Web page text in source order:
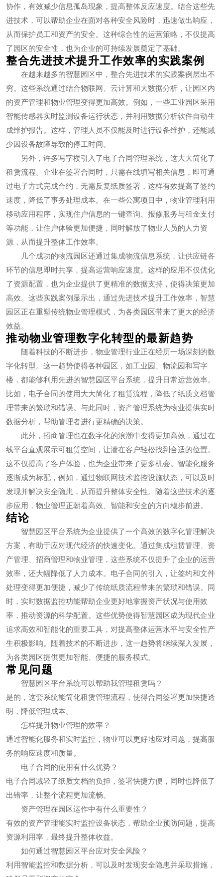
协作，有效减少信息孤岛现象，提高整体反应速度。结合这些先
进技术，可以帮助企业在面对各种安全风险时，迅速做出响应，
从而保护员工和资产的安全。这种综合性的运营策略，不仅提高
了园区的安全性，也为企业的可持续发展奠定了基础。
整合先进技术提升工作效率的实践案例
在越来越多的智慧园区中，整合先进技术的实践案例层出不
穷。这些系统通过结合物联网、云计算和大数据分析，让园区内
的资产管理和物业管理变得更加高效。例如，一些工业园区采用
智能传感器实时监测设备运行状态，并利用数据分析软件自动生
成维护报告。这样，管理人员不仅能及时进行设备维护，还能减
少因设备故障导致的停工时间。
另外，许多写字楼引入了电子合同管理系统，这大大简化了
租赁流程。企业在签署合同时，只需在线填写相关信息，即可通
过电子方式完成合约，无需反复纸质签署，这样有效提高了签约
速度，降低了事务处理成本。在一些公寓项目中，物业管理利用
移动应用程序，实现住户信息的一键查询、报修服务与租金支付
等功能，让住户体验更加便捷，同时解放了物业人员的人力资
源，从而提升整体工作效率。
几个成功的物流园区还通过集成物流信息系统，让供应链各
环节的信息即时共享，提高运营响应速度。这样的应用不仅优化
了资源配置，也为企业提供了更精准的数据支持，使得决策更加
高效。这些实践案例显示出，通过先进技术提升工作效率，智慧
园区正在重塑传统物业管理模式，为各类园区带来了更大的经济
效益。
推动物业管理数字化转型的最新趋势
随着科技的不断进步，物业管理行业正在经历一场深刻的数
字化转型。这一趋势使得各种园区，如工业园、物流园和写字
楼，都能够利用先进的智慧园区平台系统，提升日常运营效率。
比如，电子合同的使用大大简化了租赁流程，降低了纸质文档管
理带来的繁琐和错误。与此同时，资产管理系统为物业提供实时
数据分析，帮助管理者进行更精确的决策。
此外，招商管理也在数字化的浪潮中变得更加高效，通过在
线平台直观展示可租赁空间，让潜在客户轻松找到合适的位置。
这不仅提高了客户体验，也为企业带来了更多机会。智能化服务
逐渐成为标配，例如，通过物联网技术监控设施状态，可以及时
发现并解决安全隐患，从而提升整体安全性。随着这些技术的逐
步应用，物业管理正朝着高效、智能和安全的方向稳步前进。
结论
智慧园区平台系统为企业提供了一个高效的数字化管理解决
方案，有助于应对现代经济的快速变化。通过集成租赁管理、资
产管理、招商管理和物业管理，这些系统不仅提升了企业的运营
效率，还大幅降低了人力成本。电子合同的引入，让签约和文件
处理变得更加便捷，减少了传统纸质流程带来的繁琐和错误。同
时，实时数据监控功能帮助企业更好地掌握资产状况与使用效
率，推动资源的科学配置。这些优势使得智慧园区成为现代企业
追求高效和智能化的重要工具，对提高整体运营水平与安全性产
生积极影响。随着技术的不断进步，这一趋势将继续深入发展，
为各类园区提供更加智能、便捷的服务模式。
常见问题
智慧园区平台系统可以帮助我管理租赁吗？
是的，这套系统能简化租赁管理流程，使得合同签署更加快捷透
明，降低管理成本。
怎样提升物业管理的效率？
通过智能化服务和实时监控，物业可以更好地应对问题，提高服
务的响应速度和质量。
电子合同的使用有什么优势？
电子合同减轻了纸质文档的负担，签署快捷方便，同时也降低了
出错率，让整个流程更加流畅。
资产管理在园区运作中有什么重要性？
有效的资产管理能实时监控设备状态，帮助企业预防问题，提高
资源利用率，最终提升整体收益。
如何通过智慧园区平台应对安全风险？
利用智能监控和数据分析，可以及时发现安全隐患并采取措施，